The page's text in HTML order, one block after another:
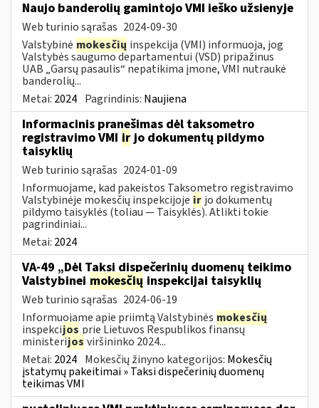
Naujo banderolių gamintojo VMI ieško užsienyje
Web turinio sąrašas 2024-09-30
Valstybinė mokesčių inspekcija (VMI) informuoja, jog
Valstybės saugumo departamentui (VSD) pripažinus
UAB „Garsų pasaulis“ nepatikima įmone, VMI nutraukė
banderolių...
Metai: 2024 Pagrindinis: Naujiena
Informacinis pranešimas dėl taksometro
registravimo VMI irjo dokumentų pildymo
taisyklių
Web turinio sąrašas 2024-01-09
Informuojame, kad pakeistos Taksometro registravimo
Valstybinėje mokesčių inspekcijoje ir jo dokumentų
pildymo taisyklės (toliau — Taisyklės). Atlikti tokie
pagrindiniai...
Metai: 2024
VA-49 „Dėl Taksi dispečerinių duomenų teikimo
Valstybinei mokesčių inspekcijai taisyklių
Web turinio sąrašas 2024-06-19
Informuojame apie priimtą Valstybinės mokesčių
inspekcijos prie Lietuvos Respublikos finansų
ministerijos viršininko 2024...
Metai: 2024 Mokesčių žinyno kategorijos: Mokesčių
įstatymų pakeitimai » Taksi dispečerinių duomenų
teikimas VMI